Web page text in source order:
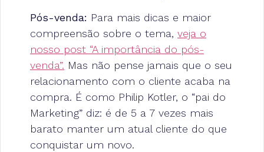
Pós-venda: Para mais dicas e maior
compreensão sobre o tema, veja o
nosso post “A importância do pós-
venda”. Mas não pense jamais que o seu
relacionamento com o cliente acaba na
compra. É como Philip Kotler, o “pai do
Marketing” diz: é de 5 a 7 vezes mais
barato manter um atual cliente do que
conquistar um novo.